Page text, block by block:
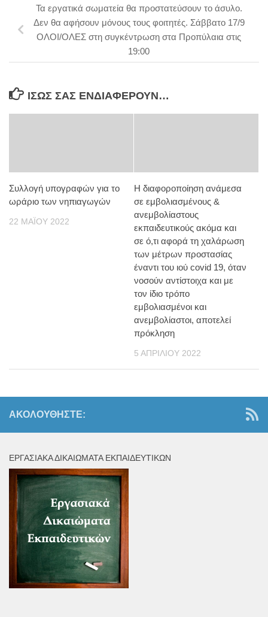
Τα εργατικά σωματεία θα προστατεύσουν το άσυλο.
Δεν θα αφήσουν μόνους τους φοιτητές. Σάββατο 17/9
ΟΛΟΙ/ΟΛΕΣ στη συγκέντρωση στα Προπύλαια στις
19:00
ΊΣΩΣ ΣΑΣ ΕΝΔΙΑΦΈΡΟΥΝ…
Συλλογή υπογραφών για το
ωράριο των νηπιαγωγών
22 ΜΑΪ́ΟΥ 2022
Η διαφοροποίηση ανάμεσα
σε εμβολιασμένους &
ανεμβολίαστους
εκπαιδευτικούς ακόμα και
σε ό,τι αφορά τη χαλάρωση
των μέτρων προστασίας
έναντι του ιού covid 19, όταν
νοσούν αντίστοιχα και με
τον ίδιο τρόπο
εμβολιασμένοι και
ανεμβολίαστοι, αποτελεί
πρόκληση
5 ΑΠΡΙΛΊΟΥ 2022
ΑΚΟΛΟΥΘΉΣΤΕ:
ΕΡΓΑΣΙΑΚΆ ΔΙΚΑΙΏΜΑΤΑ ΕΚΠΑΙΔΕΥΤΙΚΏΝ